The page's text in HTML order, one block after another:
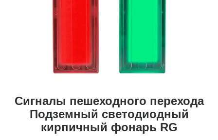
Сигналы пешеходного перехода
Подземный светодиодный
кирпичный фонарь RG